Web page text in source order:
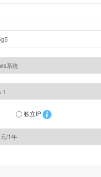
独立IP